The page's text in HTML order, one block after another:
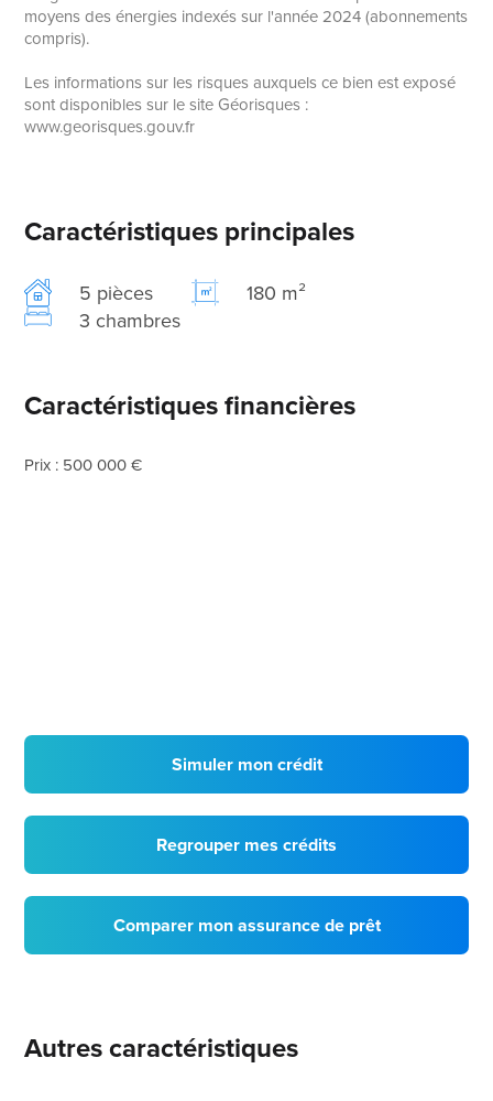
moyens des énergies indexés sur l'année 2024 (abonnements
compris).
Les informations sur les risques auxquels ce bien est exposé
sont disponibles sur le site Géorisques :
www.georisques.gouv.fr
Caractéristiques principales
5 pièces
180 m²
3 chambres
Caractéristiques financières
Prix : 500 000 €
Simuler mon crédit
Regrouper mes crédits
Comparer mon assurance de prêt
Autres caractéristiques